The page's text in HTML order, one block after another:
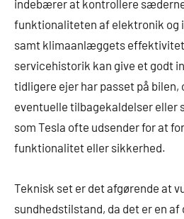
indebærer at kontrollere
funktionaliteten af elektronik og
samt klimaanlæggets
servicehistorik kan give et godt
tidligere ejer har passet på bilen,
eventuelle tilbagekaldelser eller
som Tesla ofte udsender for at
funktionalitet eller sikkerhed.
Teknisk set er det afgørende at
sundhedstilstand, da det er en